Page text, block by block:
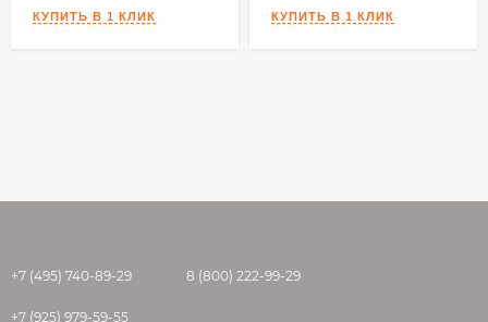
+7 (495) 740-89-29 8 (800) 222-99-29
+7 (925) 979-59-55